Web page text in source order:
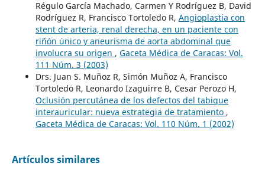
Régulo García Machado, Carmen Y Rodríguez B, David
Rodríguez R, Francisco Tortoledo R, Angioplastia con
stent de arteria, renal derecha, en un paciente con
riñón único y aneurisma de aorta abdominal que
involucra su origen , Gaceta Médica de Caracas: Vol.
111 Núm. 3 (2003)
Drs. Juan S. Muñoz R, Simón Muñoz A, Francisco
Tortoledo R, Leonardo Izaguirre B, Cesar Perozo H,
Oclusión percutánea de los defectos del tabique
interauricular: nueva estrategia de tratamiento ,
Gaceta Médica de Caracas: Vol. 110 Núm. 1 (2002)
Artículos similares